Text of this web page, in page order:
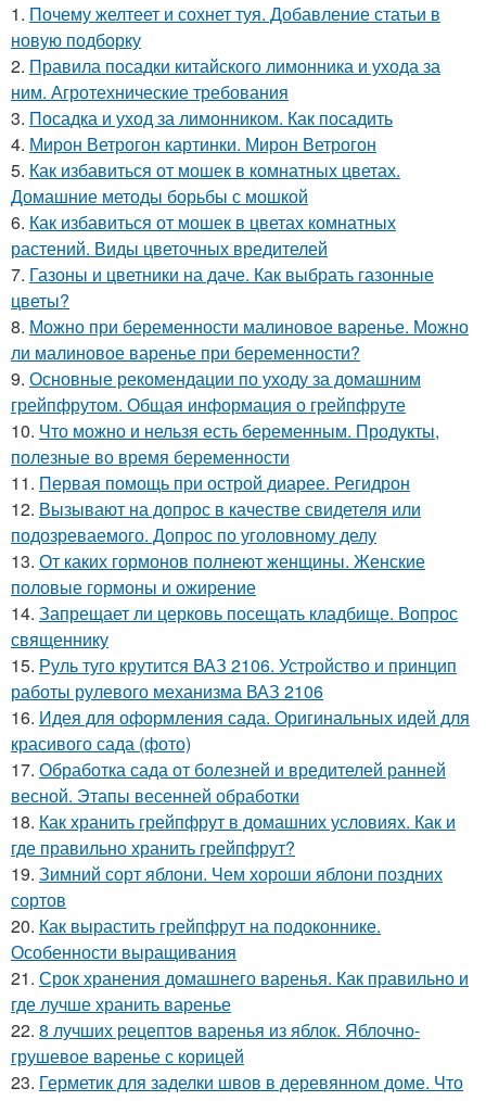
1. Почему желтеет и сохнет туя. Добавление статьи в
новую подборку
2. Правила посадки китайского лимонника и ухода за
ним. Агротехнические требования
3. Посадка и уход за лимонником. Как посадить
4. Мирон Ветрогон картинки. Мирон Ветрогон
5. Как избавиться от мошек в комнатных цветах.
Домашние методы борьбы с мошкой
6. Как избавиться от мошек в цветах комнатных
растений. Виды цветочных вредителей
7. Газоны и цветники на даче. Как выбрать газонные
цветы?
8. Можно при беременности малиновое варенье. Можно
ли малиновое варенье при беременности?
9. Основные рекомендации по уходу за домашним
грейпфрутом. Общая информация о грейпфруте
10. Что можно и нельзя есть беременным. Продукты,
полезные во время беременности
11. Первая помощь при острой диарее. Регидрон
12. Вызывают на допрос в качестве свидетеля или
подозреваемого. Допрос по уголовному делу
13. От каких гормонов полнеют женщины. Женские
половые гормоны и ожирение
14. Запрещает ли церковь посещать кладбище. Вопрос
священнику
15. Руль туго крутится ВАЗ 2106. Устройство и принцип
работы рулевого механизма ВАЗ 2106
16. Идея для оформления сада. Оригинальных идей для
красивого сада (фото)
17. Обработка сада от болезней и вредителей ранней
весной. Этапы весенней обработки
18. Как хранить грейпфрут в домашних условиях. Как и
где правильно хранить грейпфрут?
19. Зимний сорт яблони. Чем хороши яблони поздних
сортов
20. Как вырастить грейпфрут на подоконнике.
Особенности выращивания
21. Срок хранения домашнего варенья. Как правильно и
где лучше хранить варенье
22. 8 лучших рецептов варенья из яблок. Яблочно-
грушевое варенье с корицей
23. Герметик для заделки швов в деревянном доме. Что